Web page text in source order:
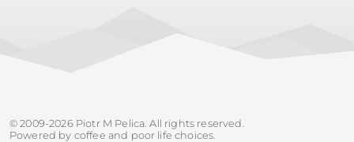
© 2009-2026 Piotr M Pelica. All rights reserved.
Powered by coffee and poor life choices.